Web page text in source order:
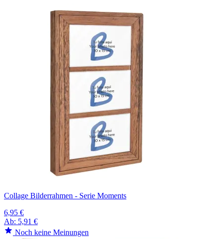
Collage Bilderrahmen - Serie Moments
6,95 €
Ab: 5,91 €
Noch keine Meinungen